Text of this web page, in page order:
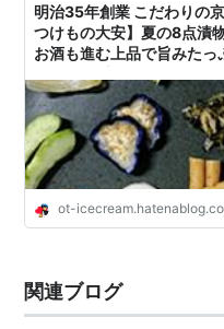
明治35年創業 こだわりの
つけもの大安】夏の8点漬
お酒も進む上品で旨みたっ
ot-
関連ブログ